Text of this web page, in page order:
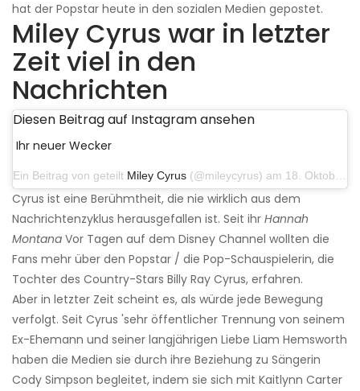
hat der Popstar heute in den sozialen Medien gepostet.
Miley Cyrus war in letzter
Zeit viel in den
Nachrichten
Diesen Beitrag auf Instagram ansehen
Ihr neuer Wecker
Ein Beitrag von geteilt Miley Cyrus (@mileycyrus) am 18. Oktober 2019 um 19:03 Uhr PDT
Cyrus ist eine Berühmtheit, die nie wirklich aus dem
Nachrichtenzyklus herausgefallen ist. Seit ihr Hannah
Montana Vor Tagen auf dem Disney Channel wollten die
Fans mehr über den Popstar / die Pop-Schauspielerin, die
Tochter des Country-Stars Billy Ray Cyrus, erfahren.
Aber in letzter Zeit scheint es, als würde jede Bewegung
verfolgt. Seit Cyrus 'sehr öffentlicher Trennung von seinem
Ex-Ehemann und seiner langjährigen Liebe Liam Hemsworth
haben die Medien sie durch ihre Beziehung zu Sängerin
Cody Simpson begleitet, indem sie sich mit Kaitlynn Carter